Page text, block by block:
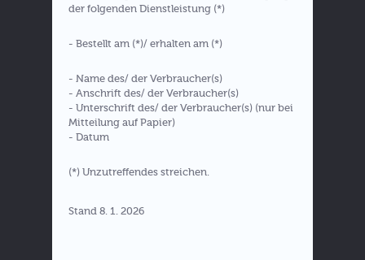
der folgenden Dienstleistung (*)
- Bestellt am (*)/ erhalten am (*)
- Name des/ der Verbraucher(s)
- Anschrift des/ der Verbraucher(s)
- Unterschrift des/ der Verbraucher(s) (nur bei
Mitteilung auf Papier)
- Datum
(*) Unzutreffendes streichen.
Stand 8. 1. 2026